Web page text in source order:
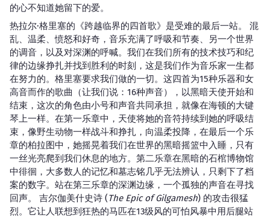
的心不知道她留下的爱。
热拉尔·格里塞的《跨越临界的四首歌》是受难的最后一站。 混
乱、温柔、愤怒和好奇，音乐充满了呼吸和节奏、另一个世界
的调音，以及对深渊的呼喊。我们在我们所有的技术技巧和纪
律的边缘挣扎并找到胜利的时刻，这是我们作为音乐家一生都
在努力的。格里塞要求我们做的一切。这四首为15种乐器和女
高音而作的歌曲（让我们说：16种声音），以黑暗天使开始和
结束，这次的角色由小号和声音共同承担，就像在海顿的大键
琴上一样。在第一乐章中，天使将她的音符持续到她的呼吸结
束，像野生动物一样战斗和挣扎，向温柔投降，在最后一个乐
章的柏拉图中，她摇晃着我们在世界的黑暗摇篮中入睡，只有
一丝光亮爬到我们休息的地方。第二乐章在黑暗的石棺博物馆
中徘徊，大多数人的记忆和墓志铭几乎无法辨认，只剩下了档
案的数字。站在第三乐章的深渊边缘，一个孤独的声音在寻找
回声。 吉尔伽美什史诗 (The Epic of Gilgamesh) 的攻击很猛
烈。它让人联想到狂热的马匹在13级风的可怕风暴中用后腿站